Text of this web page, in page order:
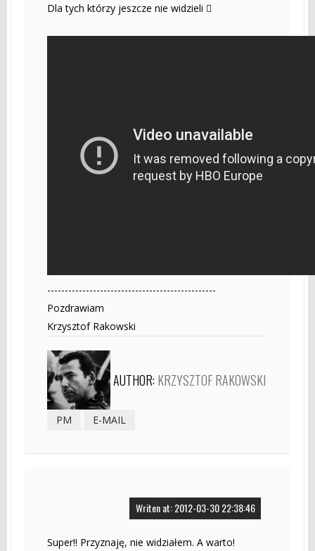
Dla tych którzy jeszcze nie widzieli 
------------------------------------------------
Pozdrawiam
Krzysztof Rakowski
AUTHOR: KRZYSZTOF RAKOWSKI
PM E-MAIL
Writen at: 2012-03-30 22:38:46
Super!! Przyznaję, nie widziałem. A warto!